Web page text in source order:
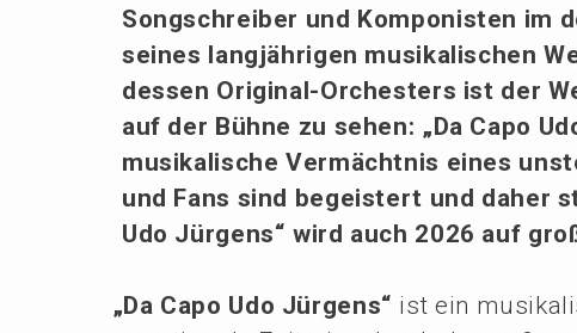
Songschrei­ber und Kompo­nis­ten im
seines langjäh­ri­gen musika­li­schen
dessen Origi­nal-Orches­ters ist der
auf der Bühne zu sehen: „Da Capo
musika­li­sche Vermächt­nis eines
und Fans sind begeis­tert und daher
Udo Jürgens“ wird auch 2026 auf
„Da Capo Udo Jürgens“ ist ein